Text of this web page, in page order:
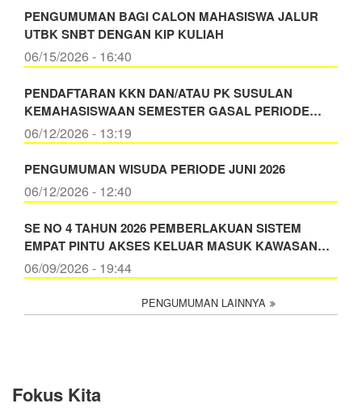
PENGUMUMAN BAGI CALON MAHASISWA JALUR
UTBK SNBT DENGAN KIP KULIAH
06/15/2026 - 16:40
PENDAFTARAN KKN DAN/ATAU PK SUSULAN
KEMAHASISWAAN SEMESTER GASAL PERIODE…
06/12/2026 - 13:19
PENGUMUMAN WISUDA PERIODE JUNI 2026
06/12/2026 - 12:40
SE NO 4 TAHUN 2026 PEMBERLAKUAN SISTEM
EMPAT PINTU AKSES KELUAR MASUK KAWASAN…
06/09/2026 - 19:44
PENGUMUMAN LAINNYA
Fokus Kita